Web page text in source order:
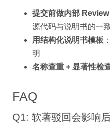
提交前做内部 Review
源代码与说明书的一
用结构化说明书模板
明
名称查重 + 显著性检
FAQ
Q1: 软著驳回会影响